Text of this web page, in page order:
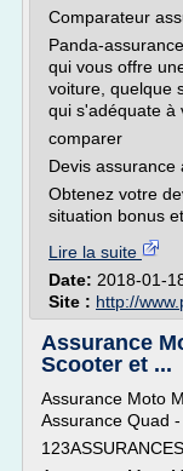
Comparateur
Panda-
qui vous offre
voiture, quelque
qui s'adéquate à
comparer
Devis assurance
Obtenez votre
situation bonus
Lire la suite
Date: 2018-01-
Site : http://
Assurance
Scooter et ...
Assurance Moto
Assurance Quad